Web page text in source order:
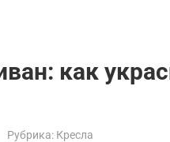
как
Рубрика: Кресла